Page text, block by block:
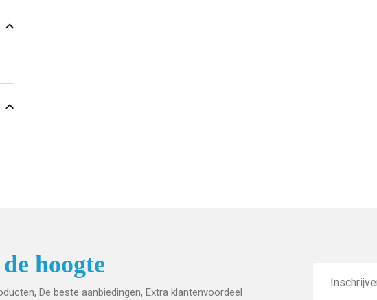
hoogte
De beste aanbiedingen, Extra klantenvoordeel
mailadres